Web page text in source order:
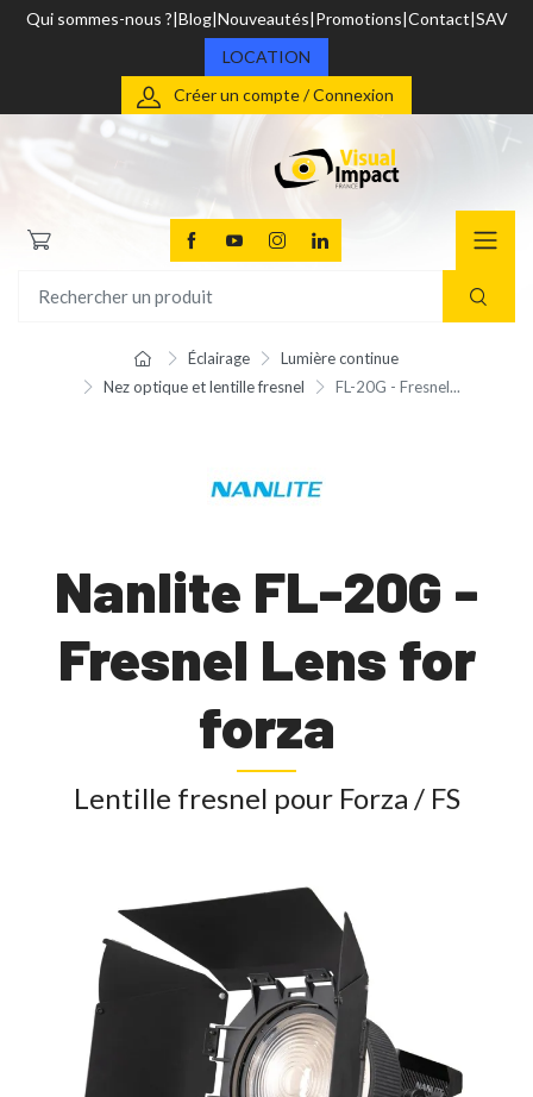
Qui sommes-nous ? Blog Nouveautés Promotions Contact SAV
LOCATION
Créer un compte / Connexion
Éclairage
Lumière continue
Nez optique et lentille fresnel
FL-20G - Fresnel...
Nanlite FL-20G -
Fresnel Lens for
forza
Lentille fresnel pour Forza / FS